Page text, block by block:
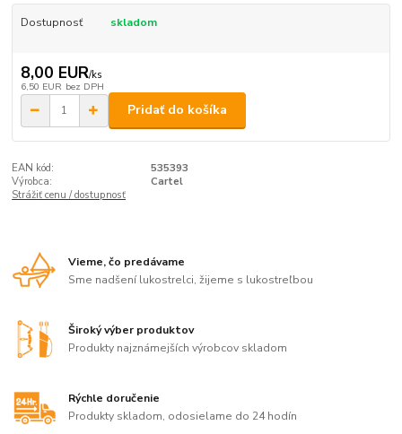
Dostupnosť skladom
8,00 EUR/ks
6,50 EUR bez DPH
Pridať do košíka
EAN kód:
535393
Výrobca:
Cartel
Strážiť cenu / dostupnosť
Vieme, čo predávame
Sme nadšení lukostrelci, žijeme s lukostreľbou
Široký výber produktov
Produkty najznámejších výrobcov skladom
Rýchle doručenie
Produkty skladom, odosielame do 24 hodín